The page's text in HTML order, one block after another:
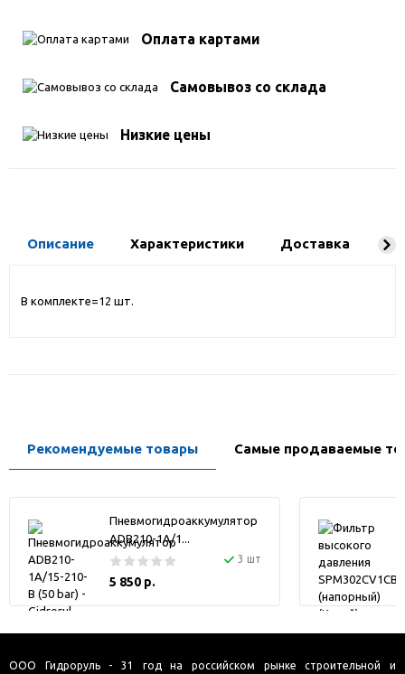
Оплата картами
Самовывоз со склада
Низкие цены
Описание Характеристики Доставка
В комплекте=12 шт.
Рекомендуемые товары Самые продаваемые
Пневмогидроаккумулятор
ADB210-1A/1...
3 шт
5 850 р.
ООО Гидроруль - 31 год на российском рынке строительной и